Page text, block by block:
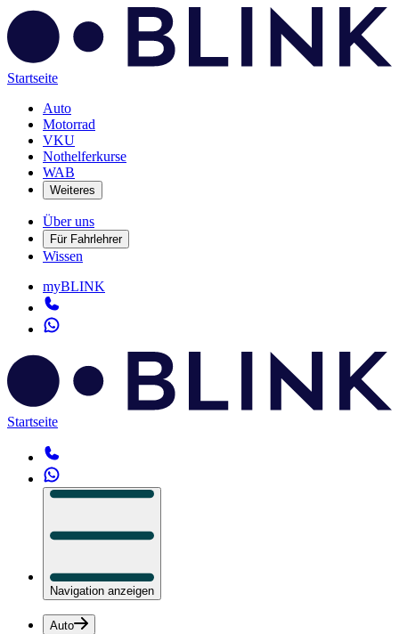
Startseite
Auto
Motorrad
VKU
Nothelferkurse
WAB
Weiteres
Über uns
Für Fahrlehrer
Wissen
myBLINK
Startseite
Navigation anzeigen
Auto